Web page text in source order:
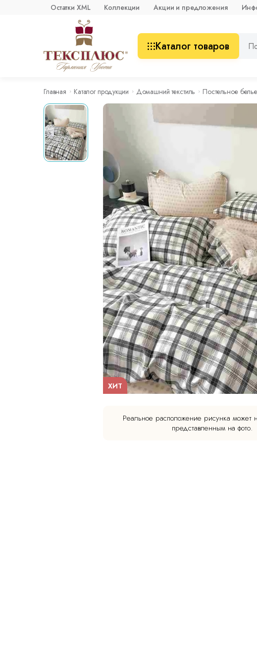
Остатки XML Коллекции Акции и предложения
Каталог товаров
Главная Каталог продукции Домашний текстиль Постельное белье
ХИТ
Реальное расположение рисунка может
представленным на фото.